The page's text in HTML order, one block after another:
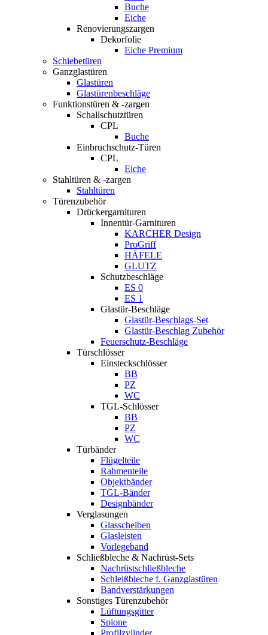
Buche
Eiche
Renovierungszargen
Dekorfolie
Eiche Premium
Schiebetüren
Ganzglastüren
Glastüren
Glastürenbeschläge
Funktionstüren & -zargen
Schallschutztüren
CPL
Buche
Einbruchschutz-Türen
CPL
Eiche
Stahltüren & -zargen
Stahltüren
Türenzubehör
Drückergarnituren
Innentür-Garnituren
KARCHER Design
ProGriff
HÄFELE
GLUTZ
Schutzbeschläge
ES 0
ES 1
Glastür-Beschläge
Glastür-Beschlags-Set
Glastür-Beschlag Zubehör
Feuerschutz-Beschläge
Türschlösser
Einsteckschlösser
BB
PZ
WC
TGL-Schlösser
BB
PZ
WC
Türbänder
Flügelteile
Rahmenteile
Objektbänder
TGL-Bänder
Designbänder
Verglasungen
Glasscheiben
Glasleisten
Vorlegeband
Schließbleche & Nachrüst-Sets
Nachrüstschließbleche
Schleißbleche f. Ganzglastüren
Bandverstärkungen
Sonstiges Türenzubehör
Lüftungsgitter
Spione
Profilzylinder